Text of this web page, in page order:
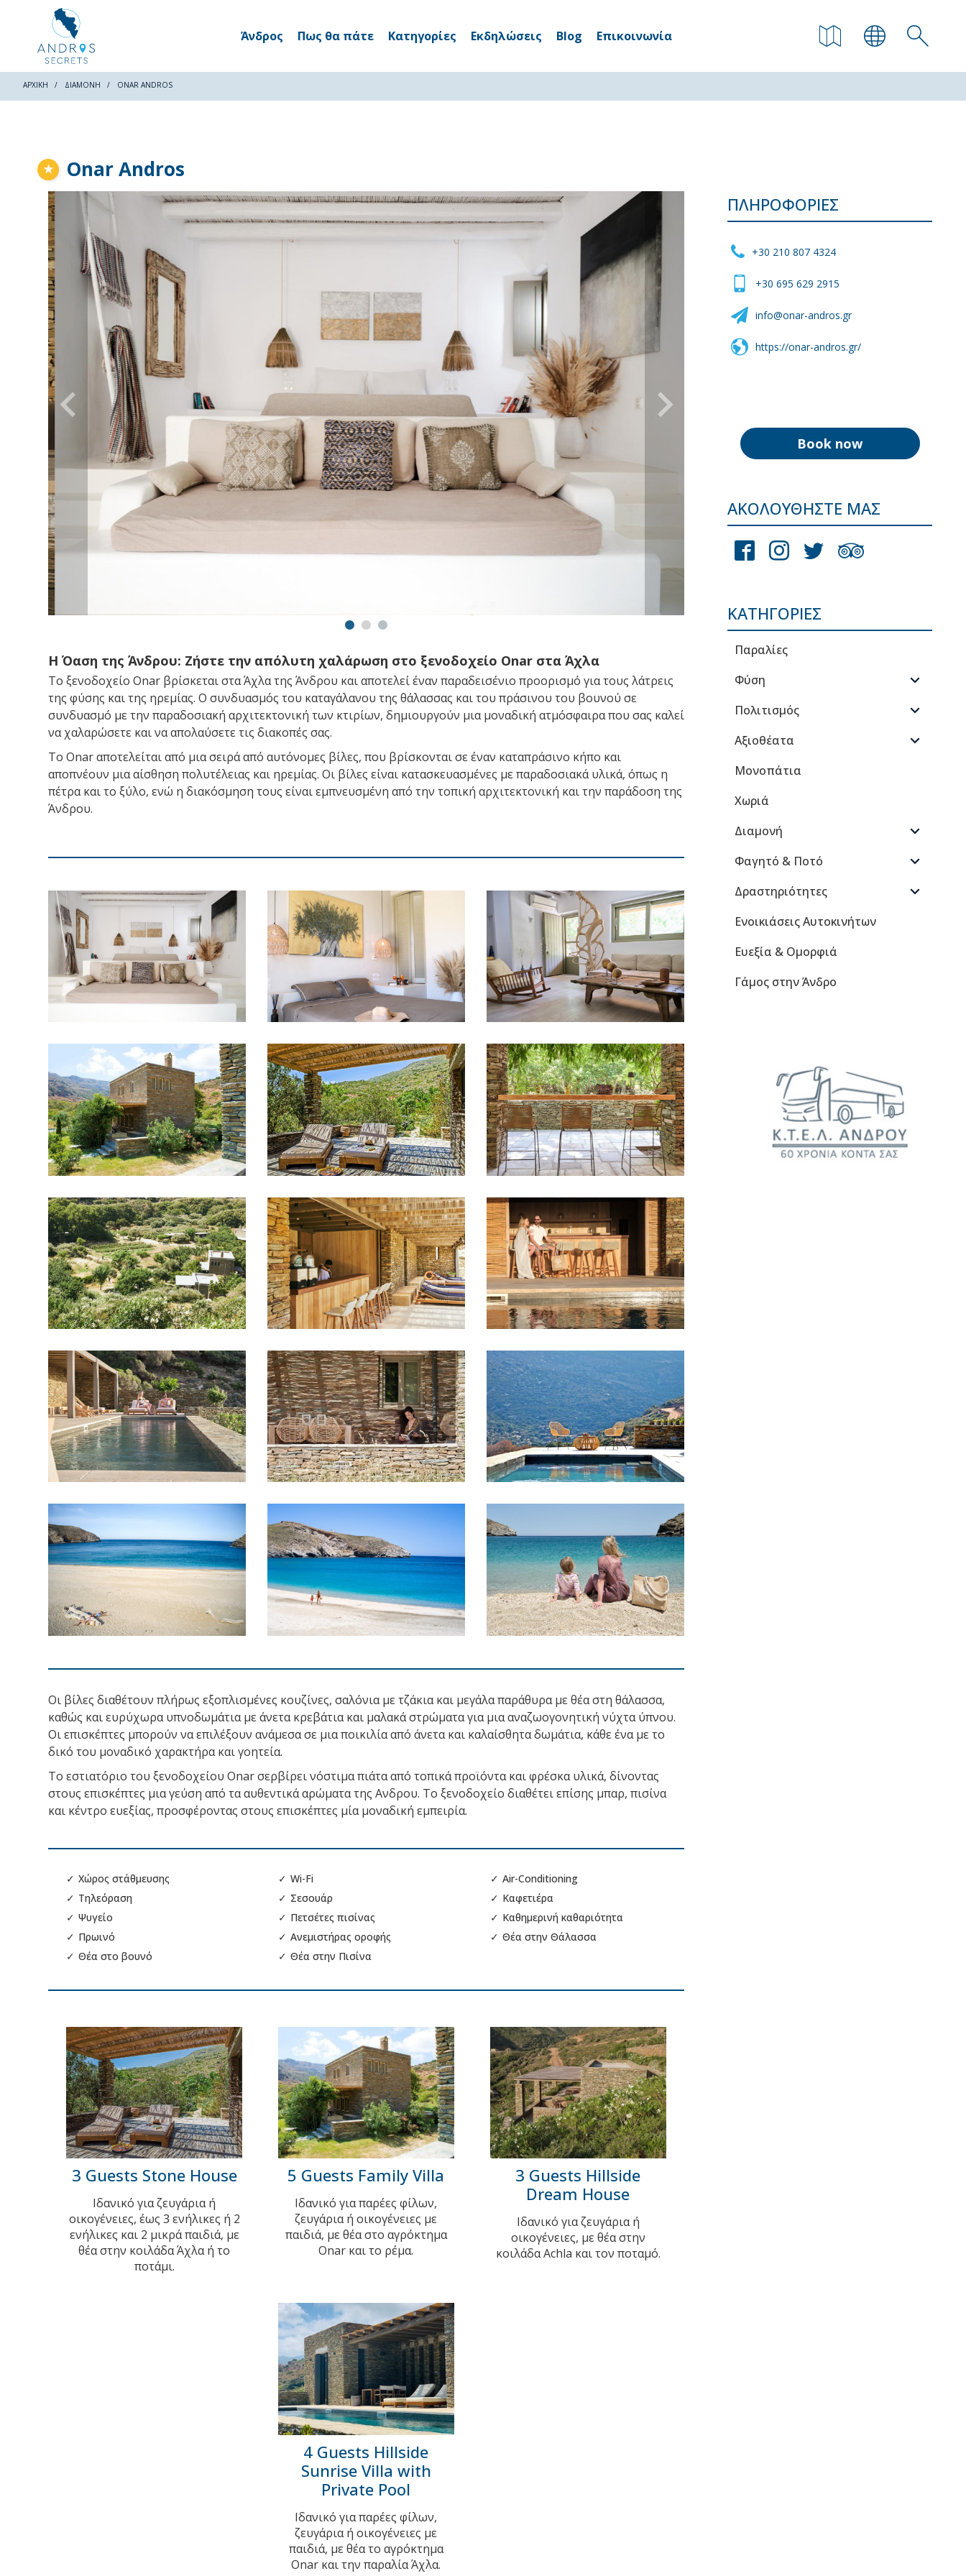
Άνδρος Πως θα πάτε Κατηγορίες Εκδηλώσεις Blog Επικοινωνία
ΑΡΧΙΚΗ ΔΙΑΜΟΝΉ ONAR ANDROS
★ Onar Andros
Η Όαση της Άνδρου: Ζήστε την απόλυτη χαλάρωση στο ξενοδοχείο Onar στα Άχλα
Το ξενοδοχείο Onar βρίσκεται στα Άχλα της Άνδρου και αποτελεί έναν παραδεισένιο προορισμό για τους λάτρεις
της φύσης και της ηρεμίας. Ο συνδυασμός του καταγάλανου της θάλασσας και του πράσινου του βουνού σε
συνδυασμό με την παραδοσιακή αρχιτεκτονική των κτιρίων, δημιουργούν μια μοναδική ατμόσφαιρα που σας καλεί
να χαλαρώσετε και να απολαύσετε τις διακοπές σας.
Το Onar αποτελείται από μια σειρά από αυτόνομες βίλες, που βρίσκονται σε έναν καταπράσινο κήπο και
αποπνέουν μια αίσθηση πολυτέλειας και ηρεμίας. Οι βίλες είναι κατασκευασμένες με παραδοσιακά υλικά, όπως η
πέτρα και το ξύλο, ενώ η διακόσμηση τους είναι εμπνευσμένη από την τοπική αρχιτεκτονική και την παράδοση της
Άνδρου.
Οι βίλες διαθέτουν πλήρως εξοπλισμένες κουζίνες, σαλόνια με τζάκια και μεγάλα παράθυρα με θέα στη θάλασσα,
καθώς και ευρύχωρα υπνοδωμάτια με άνετα κρεβάτια και μαλακά στρώματα για μια αναζωογονητική νύχτα ύπνου.
Οι επισκέπτες μπορούν να επιλέξουν ανάμεσα σε μια ποικιλία από άνετα και καλαίσθητα δωμάτια, κάθε ένα με το
δικό του μοναδικό χαρακτήρα και γοητεία.
Το εστιατόριο του ξενοδοχείου Onar σερβίρει νόστιμα πιάτα από τοπικά προϊόντα και φρέσκα υλικά, δίνοντας
στους επισκέπτες μια γεύση από τα αυθεντικά αρώματα της Ανδρου. Το ξενοδοχείο διαθέτει επίσης μπαρ, πισίνα
και κέντρο ευεξίας, προσφέροντας στους επισκέπτες μία μοναδική εμπειρία.
✓ Χώρος στάθμευσης ✓ Wi-Fi ✓ Air-Conditioning
✓ Τηλεόραση ✓ Σεσουάρ ✓ Καφετιέρα
✓ Ψυγείο ✓ Πετσέτες πισίνας ✓ Καθημερινή καθαριότητα
✓ Πρωινό ✓ Ανεμιστήρας οροφής ✓ Θέα στην Θάλασσα
✓ Θέα στο βουνό ✓ Θέα στην Πισίνα
3 Guests Stone House
Ιδανικό για ζευγάρια ή
οικογένειες, έως 3 ενήλικες ή 2
ενήλικες και 2 μικρά παιδιά, με
θέα στην κοιλάδα Άχλα ή το
ποτάμι.
5 Guests Family Villa
Ιδανικό για παρέες φίλων,
ζευγάρια ή οικογένειες με
παιδιά, με θέα στο αγρόκτημα
Onar και το ρέμα.
3 Guests Hillside
Dream House
Ιδανικό για ζευγάρια ή
οικογένειες, με θέα στην
κοιλάδα Achla και τον ποταμό.
4 Guests Hillside
Sunrise Villa with
Private Pool
Ιδανικό για παρέες φίλων,
ζευγάρια ή οικογένειες με
παιδιά, με θέα το αγρόκτημα
Onar και την παραλία Άχλα.
ΠΛΗΡΟΦΟΡΊΕΣ
+30 210 807 4324
+30 695 629 2915
info@onar-andros.gr
https://onar-andros.gr/
Book now
ΑΚΟΛΟΥΘΉΣΤΕ ΜΑΣ
ΚΑΤΗΓΟΡΊΕΣ
Παραλίες
Φύση
Πολιτισμός
Αξιοθέατα
Μονοπάτια
Χωριά
Διαμονή
Φαγητό & Ποτό
Δραστηριότητες
Ενοικιάσεις Αυτοκινήτων
Ευεξία & Ομορφιά
Γάμος στην Άνδρο